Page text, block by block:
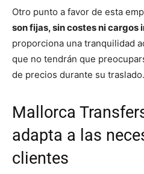
Otro punto a favor de esta
son fijas, sin costes ni cargos
proporciona una tranquilidad
que no tendrán que
de precios durante su traslado.
Mallorca
adapta a las
clientes